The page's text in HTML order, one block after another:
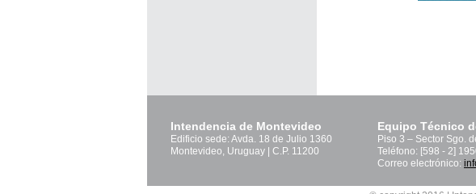
Intendencia de Montevideo
Edificio sede: Avda. 18 de Julio 1360
Montevideo, Uruguay | C.P. 11200
Equipo Técnico
Piso 3 – Sector Sgo.
Teléfono: [598 - 2]
Correo electrónico: